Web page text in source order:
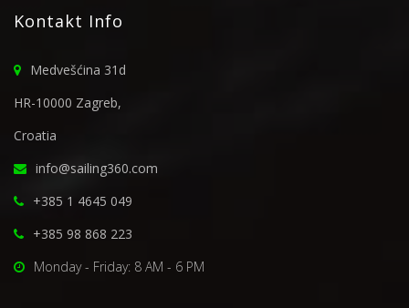
Kontakt Info
Medvešćina 31d
HR-10000 Zagreb,
Croatia
info@sailing360.com
+385 1 4645 049
+385 98 868 223
Monday - Friday: 8 AM - 6 PM